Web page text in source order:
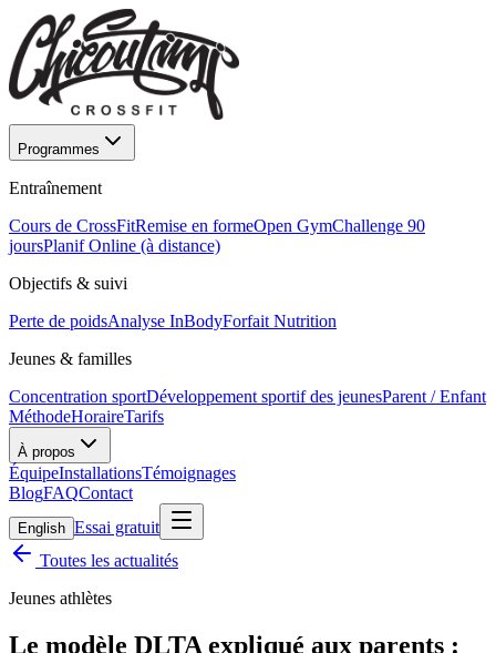
Programmes
Entraînement
Cours de CrossFitRemise en formeOpen GymChallenge 90
joursPlanif Online (à distance)
Objectifs & suivi
Perte de poidsAnalyse InBodyForfait Nutrition
Jeunes & familles
Concentration sportDéveloppement sportif des jeunesParent / Enfant
MéthodeHoraireTarifs
À propos
ÉquipeInstallationsTémoignages
BlogFAQContact
English Essai gratuit
Toutes les actualités
Jeunes athlètes
Le modèle DLTA expliqué aux parents :